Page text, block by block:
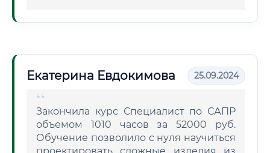
Екатерина Евдокимова 25.09.2024
Закончила курс Специалист по САПР
объемом 1010 часов за 52000 руб.
Обучение позволило с нуля научиться